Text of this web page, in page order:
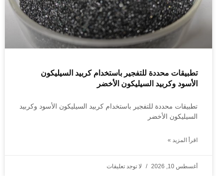
تطبيقات محددة للتفجير باستخدام كربيد السيليكون
الأسود وكربيد السيليكون الأخضر
تطبيقات محددة للتفجير باستخدام كربيد السيليكون الأسود وكربيد
السيليكون الأخضر
اقرأ المزيد »
أغسطس 10, 2026 لا توجد تعليقات